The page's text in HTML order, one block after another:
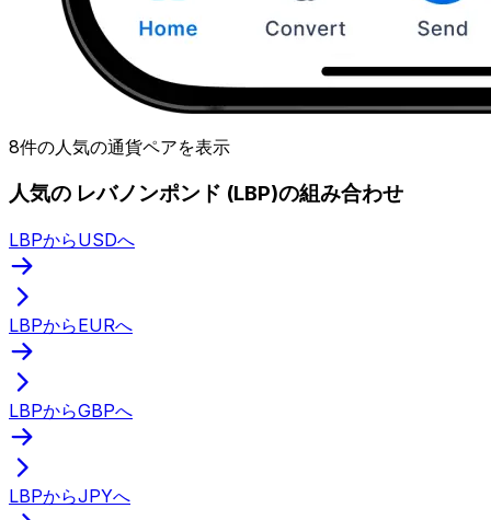
8件の人気の通貨ペアを表示
人気の レバノンポンド (LBP)の組み合わせ
LBPからUSDへ
LBPからEURへ
LBPからGBPへ
LBPからJPYへ